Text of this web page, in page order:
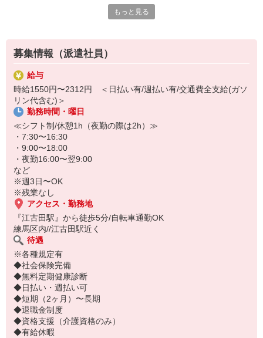
・患者さんのお手伝い、介助
など
サポート業務が中心なので、難しいことは特にありません！無資
格・未経験でもすぐに活躍できますよ♪ブランクがあっても問題な
し！
残業もありません！プライベートの予定も立てやすい♪お仕事のあと
にスグ推し事もできます◎
ご応募お待ちしております！
もっと見る
募集情報（派遣社員）
給与
時給1550円〜2312円 ＜日払い有/週払い有/交通費全支給(ガソ
リン代含む)＞
勤務時間・曜日
≪シフト制/休憩1h（夜勤の際は2h）≫
・7:30〜16:30
・9:00〜18:00
・夜勤16:00〜翌9:00
など
※週3日〜OK
※残業なし
アクセス・勤務地
『江古田駅』から徒歩5分/自転車通勤OK
練馬区内//江古田駅近く
待遇
※各種規定有
◆社会保険完備
◆無料定期健康診断
◆日払い・週払い可
◆短期（2ヶ月）〜長期
◆退職金制度
◆資格支援（介護資格のみ）
◆有給休暇